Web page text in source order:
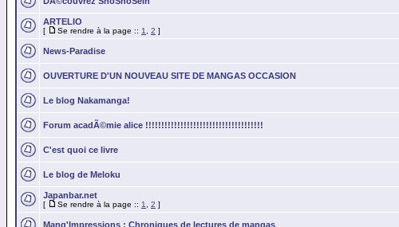
ARTELIO
[ Se rendre à la page :: 1 2 ]
News-Paradise
OUVERTURE D'UN NOUVEAU SITE DE MANGAS OCCASION
Le blog Nakamanga!
Forum acadÃ©mie alice !!!!!!!!!!!!!!!!!!!!!!!!!!!!!!!!!!!!!
C'est quoi ce livre
Le blog de Meloku
Japanbar.net
[ Se rendre à la page :: 1 2 ]
Mang'Impressions : Chroniques de lectures de mangas